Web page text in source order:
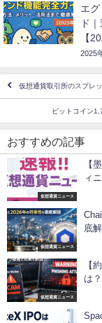
エ
ド
【
2025
仮想通貨取引所のスプレ
ビットコイン
おすすめの記事
仮想通貨ニュース
【
ィ
仮想通貨ニュース
底
仮想通貨ニュース
【
は